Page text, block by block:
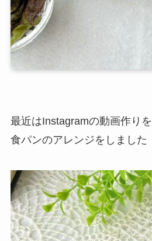
最近はInstagramの動画作り
食パンのアレンジをしました